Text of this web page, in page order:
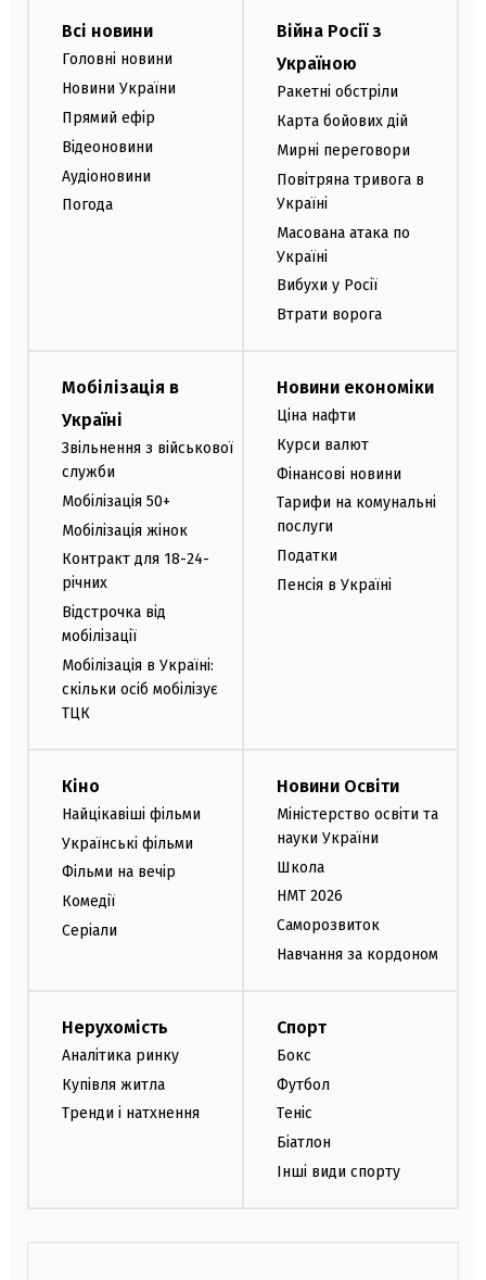
Всі новини
Головні новини
Новини України
Прямий ефір
Відеоновини
Аудіоновини
Погода
Війна Росії з
Україною
Ракетні обстріли
Карта бойових дій
Мирні переговори
Повітряна тривога в
Україні
Масована атака по
Україні
Вибухи у Росії
Втрати ворога
Мобілізація в
Україні
Звільнення з військової
служби
Мобілізація 50+
Мобілізація жінок
Контракт для 18-24-
річних
Відстрочка від
мобілізації
Мобілізація в Україні:
скільки осіб мобілізує
ТЦК
Новини економіки
Ціна нафти
Курси валют
Фінансові новини
Тарифи на комунальні
послуги
Податки
Пенсія в Україні
Кіно
Найцікавіші фільми
Українські фільми
Фільми на вечір
Комедії
Серіали
Новини Освіти
Міністерство освіти та
науки України
Школа
НМТ 2026
Саморозвиток
Навчання за кордоном
Нерухомість
Аналітика ринку
Купівля житла
Тренди і натхнення
Спорт
Бокс
Футбол
Теніс
Біатлон
Інші види спорту